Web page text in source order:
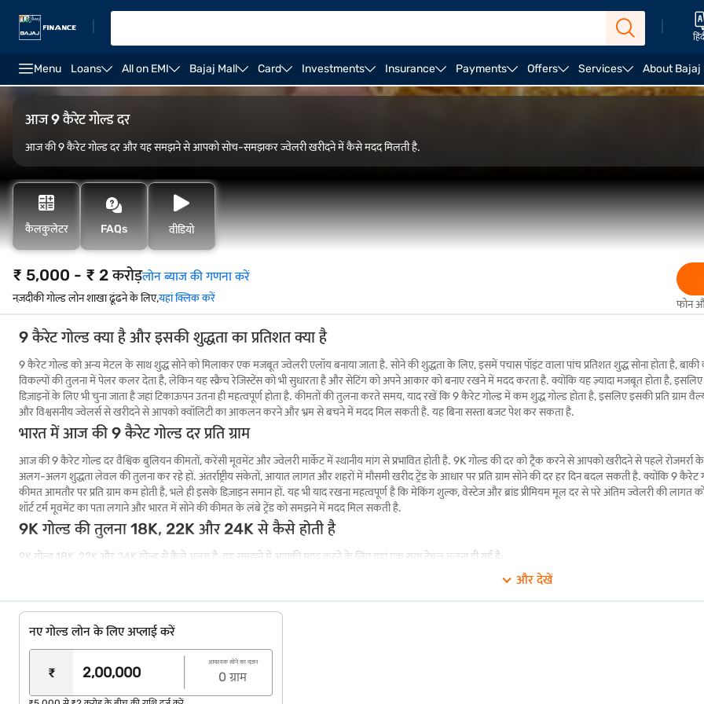
Menu Loans All on EMI Bajaj Mall Card Investments Insurance Payments Offers Services About Bajaj
कैलकुलेटर FAQ
आज 9 कैरेट गोल्ड दर
आज की 9 कैरेट गोल्ड दर और यह समझने से आपको सोच-समझकर ज्वेलरी खरीदने में कैसे मदद मिलती है.
कैलकुलेटर FAQs वीडियो
₹ 5,000 - ₹ 2 करोड़लोन ब्याज की गणना करें
नज़दीकी गोल्ड लोन शाखा ढूंढने के लिए,यहां क्लिक करें
फोन
9 कैरेट गोल्ड क्या है और इसकी शुद्धता का प्रतिशत क्या है
9 कैरेट गोल्ड को अन्य मेटल के साथ शुद्ध सोने को मिलाकर एक मजबूत ज्वेलरी एलॉय बनाया जाता है. सोने की शुद्धता के लिए, इसमें पचास पॉइंट वाला पांच प्रतिशत शुद्ध सोना होता है,
विकल्पों की तुलना में पेलर कलर देता है, लेकिन यह स्क्रैच रेजिस्टेंस को भी सुधारता है और सेटिंग को अपने आकार को बनाए रखने में मदद करता है. क्योंकि यह ज़्यादा मजबूत होता है,
डिज़ाइनों के लिए भी चुना जाता है जहां टिकाऊपन उतना ही महत्वपूर्ण होता है. कीमतों की तुलना करते समय, याद रखें कि 9 कैरेट गोल्ड में कम शुद्ध गोल्ड होता है, इसलिए इसकी प्रति
और विश्वसनीय ज्वेलर्स से खरीदने से आपको क्वॉलिटी का आकलन करने और भ्रम से बचने में मदद मिल सकती है. यह बिना सस्ता बजट पेश कर सकता है.
भारत में आज की 9 कैरेट गोल्ड दर प्रति ग्राम
आज की 9 कैरेट गोल्ड दर वैश्विक बुलियन कीमतों, करेंसी मूवमेंट और ज्वेलरी मार्केट में स्थानीय मांग से प्रभावित होती है. 9K गोल्ड की दर को ट्रैक करने से आपको खरीदने से पहले
अलग-अलग शुद्धता लेवल की तुलना कर रहे हों. अंतर्राष्ट्रीय संकेतों, आयात लागत और शहरों में मौसमी खरीद ट्रेंड के आधार पर प्रति ग्राम सोने की दर हर दिन बदल सकती है. क्योंकि 9
कीमत आमतौर पर प्रति ग्राम कम होती है, भले ही इसके डिज़ाइन समान हों. यह भी याद रखना महत्वपूर्ण है कि मेकिंग शुल्क, वेस्टेज और ब्रांड प्रीमियम मूल दर से परे अंतिम ज्वेलरी की
शॉर्ट टर्म मूवमेंट का पता लगाने और भारत में सोने की कीमत के लंबे ट्रेंड को समझने में मदद मिल सकती है.
9K गोल्ड की तुलना 18K, 22K और 24K से कैसे होती है
9K गोल्ड 18K, 22K और 24K गोल्ड से कैसे अलग है, यह समझने में आपकी मदद करने के लिए यहां एक स्पष्ट टेबल तुलना दी गई है:
ड्यूरेबिलिटी
9 हज़ार का सोना 37.5%
22 हज़ार का सोना
और देखें
नए गोल्ड लोन के लिए अप्लाई करें
₹
आवश्यक सोने का वज़न
0 ग्राम